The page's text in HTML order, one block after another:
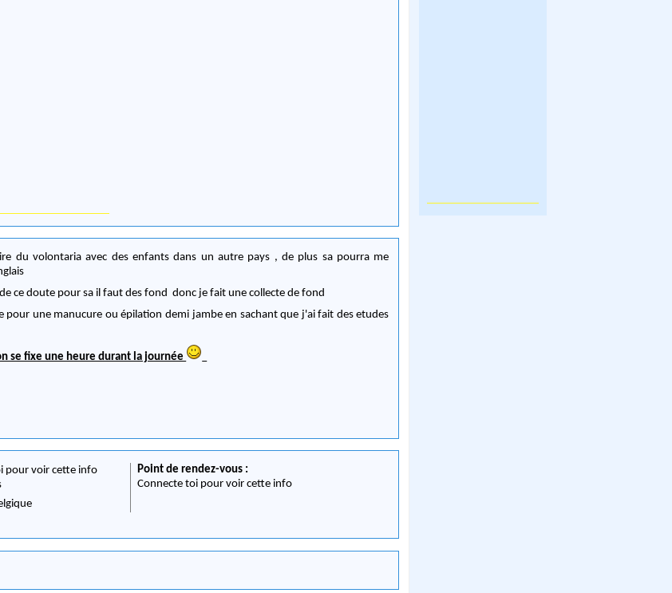
du volontaria avec des enfants dans un autre pays , de plus sa pourra me
ce doute pour sa il faut des fond donc je fait une collecte de fond
pour une manucure ou épilation demi jambe en sachant que j'ai fait des etudes
se fixe une heure durant la journée
pour voir cette info
Point de rendez-vous :
Connecte toi pour voir cette info